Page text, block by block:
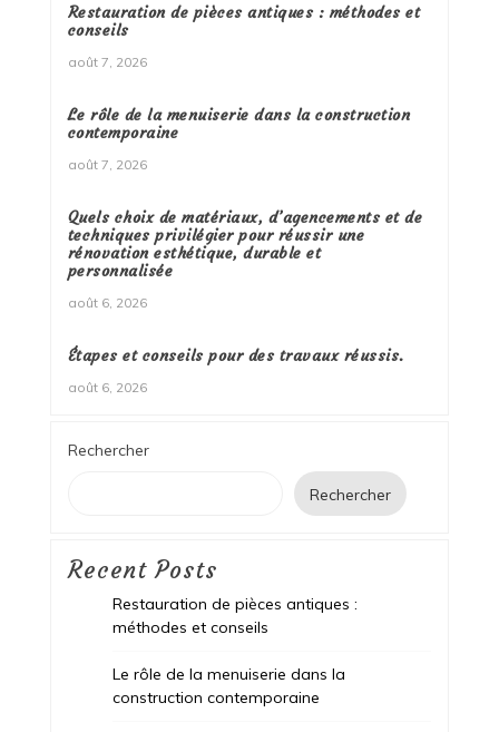
Restauration de pièces antiques : méthodes et
conseils
août 7, 2026
Le rôle de la menuiserie dans la construction
contemporaine
août 7, 2026
Quels choix de matériaux, d’agencements et de
techniques privilégier pour réussir une
rénovation esthétique, durable et
personnalisée
août 6, 2026
Étapes et conseils pour des travaux réussis.
août 6, 2026
Rechercher
Rechercher
Recent Posts
Restauration de pièces antiques :
méthodes et conseils
Le rôle de la menuiserie dans la
construction contemporaine